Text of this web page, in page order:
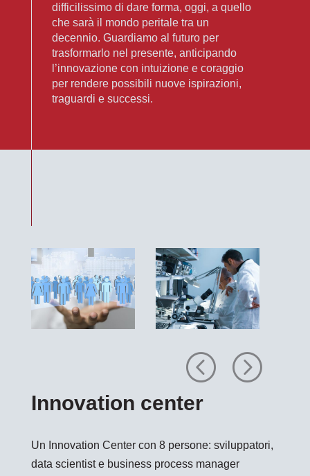
difficilissimo di dare forma, oggi, a quello
che sarà il mondo peritale tra un
decennio. Guardiamo al futuro per
trasformarlo nel presente, anticipando
l’innovazione con intuizione e coraggio
per rendere possibili nuove ispirazioni,
traguardi e successi.
Previous Next
Innovation center
Un Innovation Center con 8 persone: sviluppatori,
data scientist e business process manager